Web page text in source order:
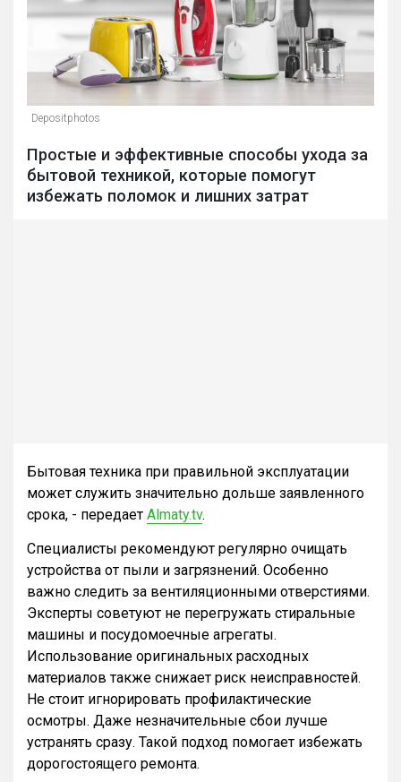
Depositphotos
Простые и эффективные способы ухода за
бытовой техникой, которые помогут
избежать поломок и лишних затрат
Бытовая техника при правильной эксплуатации
может служить значительно дольше заявленного
срока, - передает Almaty.tv.
Специалисты рекомендуют регулярно очищать
устройства от пыли и загрязнений. Особенно
важно следить за вентиляционными отверстиями.
Эксперты советуют не перегружать стиральные
машины и посудомоечные агрегаты.
Использование оригинальных расходных
материалов также снижает риск неисправностей.
Не стоит игнорировать профилактические
осмотры. Даже незначительные сбои лучше
устранять сразу. Такой подход помогает избежать
дорогостоящего ремонта.